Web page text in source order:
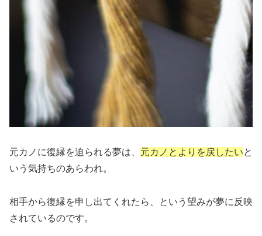
元カノに復縁を迫られる夢は、 元カノとよりを戻したいと
いう気持ちのあらわれ。
相手から復縁を申し出てくれたら、という望みが夢に反映
されているのです。